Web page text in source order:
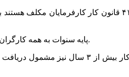
پایه سنوات به همه کارگران تعلق نمی‌گیرد. کارگرانی که سابقه کار مفید آن‌ها در همان کارگاه وارد سال دوم شده باشد از ابتدای سال دوم کار مشمول دریافت پایه سنوات هستند.